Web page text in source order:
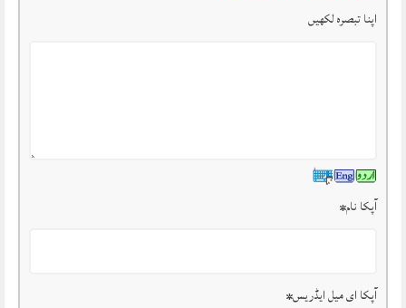
اپنا تبصرہ لکھیں
آپکا نام*
آپکا ای میل ایڈریس*